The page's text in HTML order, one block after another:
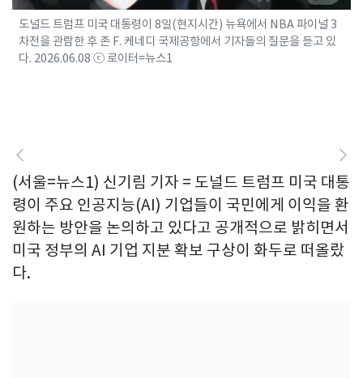
도널드 트럼프 미국 대통령이 8일(현지시간) 뉴욕에서 NBA 파이널 3
차전을 관람한 후 존 F. 케네디 국제공항에서 기자들의 질문을 듣고 있
다. 2026.06.08 ⓒ 로이터=뉴스1
(서울=뉴스1) 신기림 기자 = 도널드 트럼프 미국 대통
령이 주요 인공지능(AI) 기업들이 국민에게 이익을 환
원하는 방안을 논의하고 있다고 공개적으로 밝히면서
미국 정부의 AI 기업 지분 확보 구상이 화두로 떠올랐
다.